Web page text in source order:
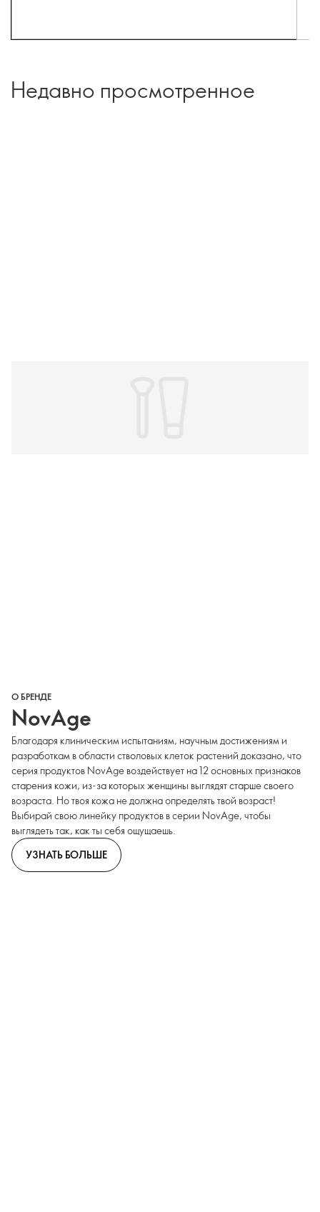
Недавно просмотренное
О БРЕНДЕ
NovAge
Благодаря клиническим испытаниям, научным достижениям и
разработкам в области стволовых клеток растений доказано, что
серия продуктов NovAge воздействует на 12 основных признаков
старения кожи, из-за которых женщины выглядят старше своего
возраста. Но твоя кожа не должна определять твой возраст!
Выбирай свою линейку продуктов в серии NovAge, чтобы
выглядеть так, как ты себя ощущаешь.
УЗНАТЬ БОЛЬШЕ